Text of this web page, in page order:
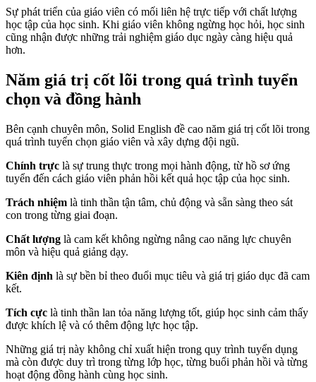
Sự phát triển của giáo viên có mối liên hệ trực tiếp với chất lượng
học tập của học sinh. Khi giáo viên không ngừng học hỏi, học sinh
cũng nhận được những trải nghiệm giáo dục ngày càng hiệu quả
hơn.
Năm giá trị cốt lõi trong quá trình tuyển
chọn và đồng hành
Bên cạnh chuyên môn, Solid English đề cao năm giá trị cốt lõi trong
quá trình tuyển chọn giáo viên và xây dựng đội ngũ.
Chính trực là sự trung thực trong mọi hành động, từ hồ sơ ứng
tuyển đến cách giáo viên phản hồi kết quả học tập của học sinh.
Trách nhiệm là tinh thần tận tâm, chủ động và sẵn sàng theo sát
con trong từng giai đoạn.
Chất lượng là cam kết không ngừng nâng cao năng lực chuyên
môn và hiệu quả giảng dạy.
Kiên định là sự bền bỉ theo đuổi mục tiêu và giá trị giáo dục đã cam
kết.
Tích cực là tinh thần lan tỏa năng lượng tốt, giúp học sinh cảm thấy
được khích lệ và có thêm động lực học tập.
Những giá trị này không chỉ xuất hiện trong quy trình tuyển dụng
mà còn được duy trì trong từng lớp học, từng buổi phản hồi và từng
hoạt động đồng hành cùng học sinh.